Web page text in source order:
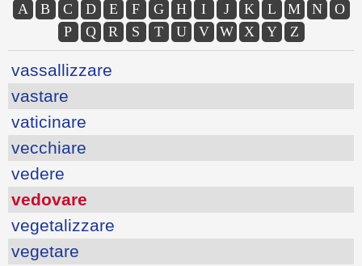
A B C D E F G H I J K L M N
O
P
Q R S T U V W X Y Z
vassallizzare
vastare
vaticinare
vecchiare
vedere
vedovare
vegetalizzare
vegetare